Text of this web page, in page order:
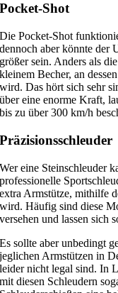
Pocket-Shot
Die Pocket-Shot
dennoch aber könnte der
größer sein. Anders als
kleinem Becher, an
wird. Das hört sich sehr
über eine enorme Kraft,
bis zu über 300 km/h
Präzisionsschleuder
Wer eine Steinschleuder
professionelle
extra Armstütze, mithilfe
wird. Häufig sind diese
versehen und lassen sich
Es sollte aber unbedingt
jeglichen Armstützen in
leider nicht legal sind. In
mit diesen Schleudern